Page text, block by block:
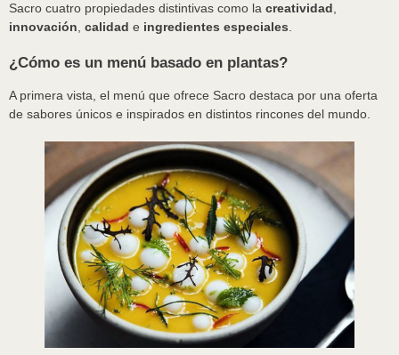
Sacro cuatro propiedades distintivas como la creatividad
innovación calidad e ingredientes especiales
¿Cómo es un menú basado en plantas?
A primera vista, el menú que ofrece Sacro destaca por una oferta
de sabores únicos e inspirados en distintos rincones del mundo.